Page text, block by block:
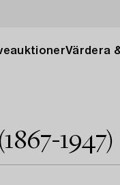
Värdera
(1867-1947)